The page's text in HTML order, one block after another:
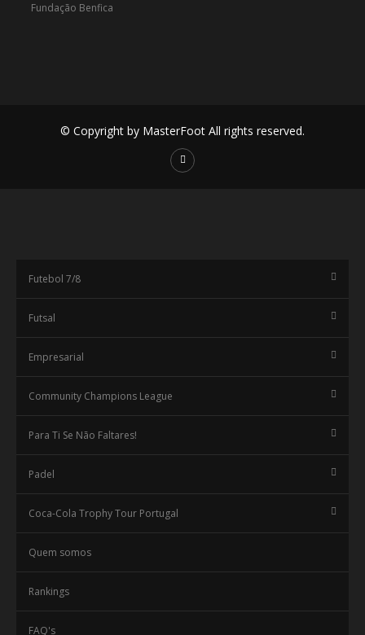
© Copyright by MasterFoot All rights reserved.
Futebol 7/8
Futsal
Empresarial
Community Champions League
Para Ti Se Não Faltares!
Padel
Coca-Cola Trophy Tour Portugal
Quem somos
Rankings
FAQ's